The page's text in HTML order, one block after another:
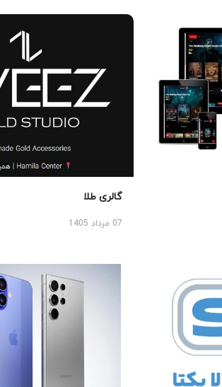
گالری طلا
07 مرداد 1405